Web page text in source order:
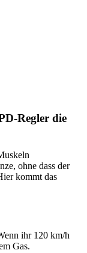
Regler die
ohne dass der
kommt das
ihr 120 km/h
Gas.